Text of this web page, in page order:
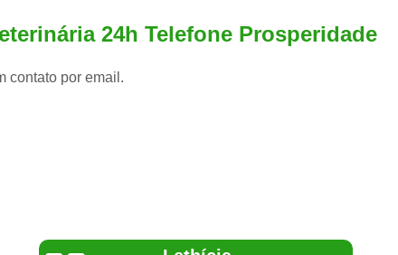
24h Telefone Prosperidade
contato por email.